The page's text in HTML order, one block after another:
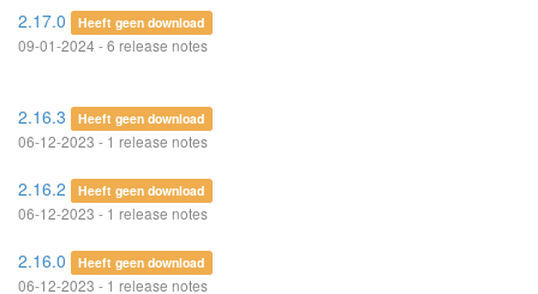
2.17.0 Heeft geen download
09-01-2024 - 6 release notes
2.16.3 Heeft geen download
06-12-2023 - 1 release notes
2.16.2 Heeft geen download
06-12-2023 - 1 release notes
2.16.0 Heeft geen download
06-12-2023 - 1 release notes